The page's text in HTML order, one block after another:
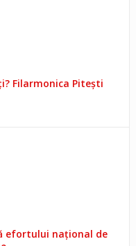
Filarmonica Pitești
efortului național de